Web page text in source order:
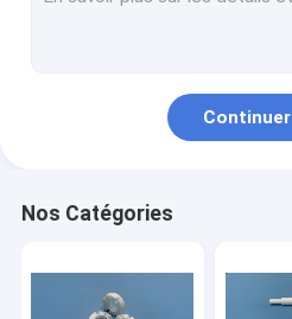
POM Acetal Copolymer
Continuer
Nos Catégories